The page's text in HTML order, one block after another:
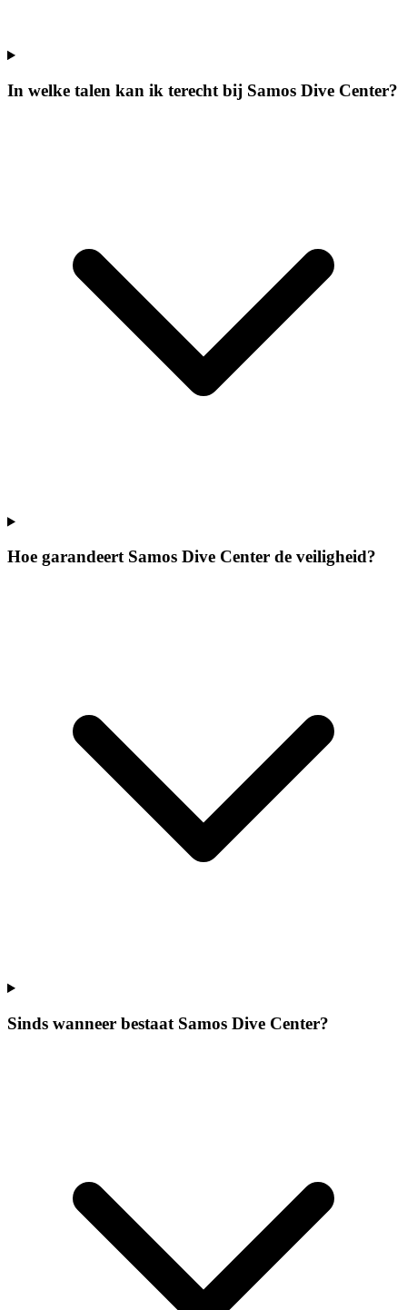
In welke talen kan ik terecht bij Samos Dive Center?
Hoe garandeert Samos Dive Center de veiligheid?
Sinds wanneer bestaat Samos Dive Center?